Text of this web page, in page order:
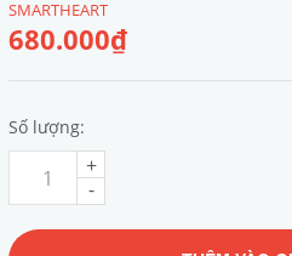
SMARTHEART
680.000₫
Số lượng:
-
+